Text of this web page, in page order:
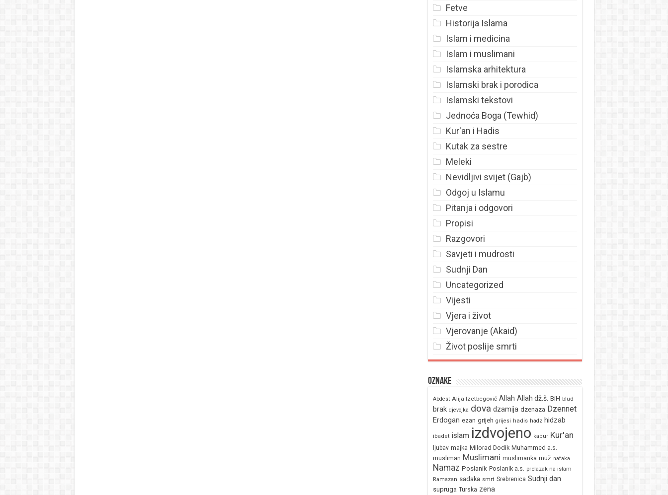
Fetve
Historija Islama
Islam i medicina
Islam i muslimani
Islamska arhitektura
Islamski brak i porodica
Islamski tekstovi
Jednoća Boga (Tewhid)
Kur'an i Hadis
Kutak za sestre
Meleki
Nevidljivi svijet (Gajb)
Odgoj u Islamu
Pitanja i odgovori
Propisi
Razgovori
Savjeti i mudrosti
Sudnji Dan
Uncategorized
Vijesti
Vjera i život
Vjerovanje (Akaid)
Život poslije smrti
Oznake
Abdest Alija Izetbegović Allah Allah dž.š. BiH blud
brak djevojka dova dzamija dzenaza Dzennet
Erdogan ezan grijeh grijesi hadis hadz hidzab
ibadet islam izdvojeno kabur Kur'an
ljubav majka Milorad Dodik Muhammed a.s.
musliman Muslimani muslimanka muž nafaka
Namaz Poslanik Poslanik a.s. prelazak na islam
Ramazan sadaka smrt Srebrenica Sudnji dan
supruga Turska zena